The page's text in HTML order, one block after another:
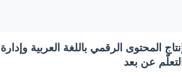
إنتاج المحتوى الرقمي باللغة العربية وإدارة
التعلّم عن بعد